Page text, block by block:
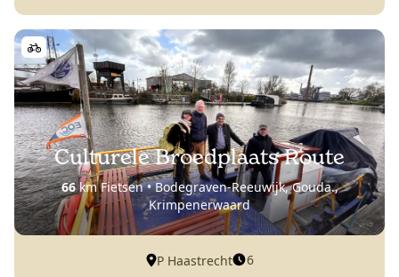
Culturele Broedplaats Route
66km Fietsen • Bodegraven-Reeuwijk, Gouda.,
Krimpenerwaard
P Haastrecht 6